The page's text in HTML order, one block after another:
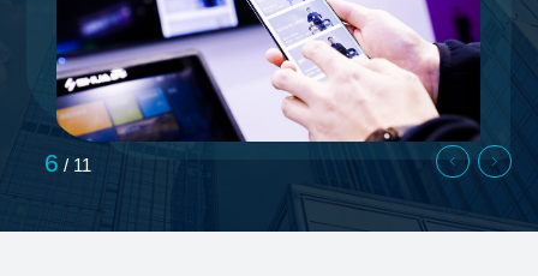
6 / 11